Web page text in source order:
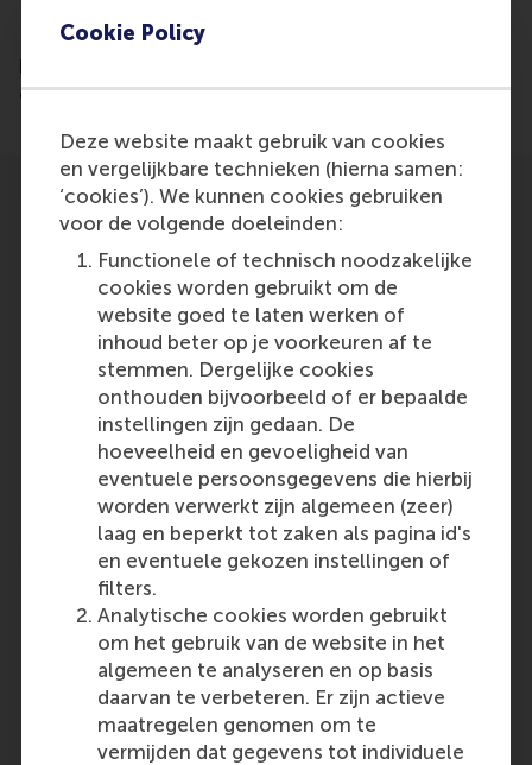
Cookie Policy
Deze website maakt gebruik van cookies
en vergelijkbare technieken (hierna samen:
‘cookies’). We kunnen cookies gebruiken
voor de volgende doeleinden:
Functionele of technisch noodzakelijke
cookies worden gebruikt om de
website goed te laten werken of
inhoud beter op je voorkeuren af te
stemmen. Dergelijke cookies
onthouden bijvoorbeeld of er bepaalde
instellingen zijn gedaan. De
hoeveelheid en gevoeligheid van
eventuele persoonsgegevens die hierbij
worden verwerkt zijn algemeen (zeer)
laag en beperkt tot zaken als pagina id's
en eventuele gekozen instellingen of
filters.
Analytische cookies worden gebruikt
om het gebruik van de website in het
algemeen te analyseren en op basis
daarvan te verbeteren. Er zijn actieve
maatregelen genomen om te
vermijden dat gegevens tot individuele
Read the article: https://sfbn.org/san-francisco-
biotech-news/2024/07/18/assessment-of-supply-
chain-risk-key-to-improving-medicine-access/
Participants
Harwin de Vries
Role: Faculty
Reference type: Referenced
Stef Lemmens
Role: Faculty
Reference type: Referenced
Media Outlets
San Francisco Biotech Networks